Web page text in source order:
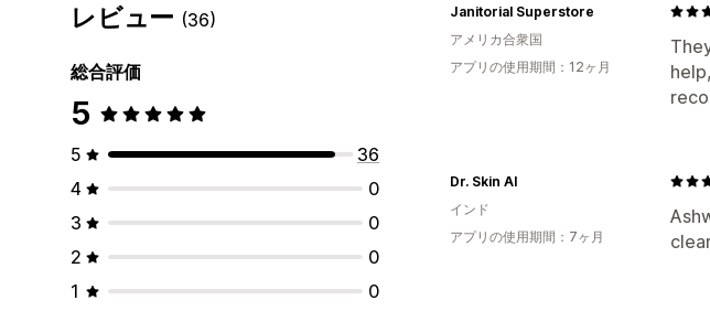
レビュー (36)
総合評価
5
5
36
4
0
3
0
2
0
1
0
Janitorial Superstore
アメリカ合衆国
アプリの使用期間：12ヶ月
Dr. Skin AI
インド
アプリの使用期間：7ヶ月